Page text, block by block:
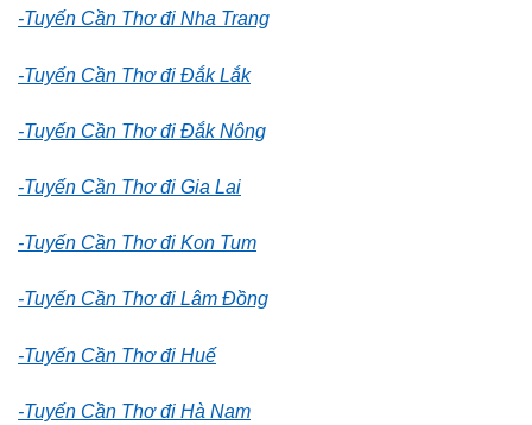
-Tuyến Cần Thơ đi Nha Trang
-Tuyến Cần Thơ đi Đắk Lắk
-Tuyến Cần Thơ đi Đắk Nông
-Tuyến Cần Thơ đi Gia Lai
-Tuyến Cần Thơ đi Kon Tum
-Tuyến Cần Thơ đi Lâm Đồng
-Tuyến Cần Thơ đi Huế
-Tuyến Cần Thơ đi Hà Nam